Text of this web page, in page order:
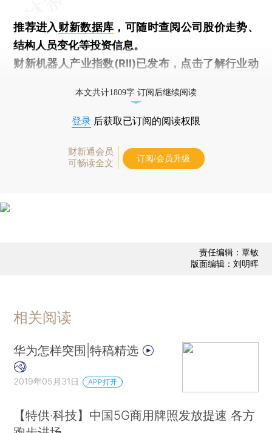
推荐进入财新数据库 ，可随时查阅公司股价走势、
结构人员变化等投资信息。
财新机器人产业指数(RII)已发布， 点击了解行业动
本文共计1809字 订阅后继续阅读
登录 后获取已订阅的阅读权限
财新通会员
可畅读全文
订阅/会员升级
责任编辑：覃敏
版面编辑：刘明晖
相关阅读
华为怎样突围|特稿精选
2019年05月31日 APP打开
【特供·科技】中国5G商用牌照发放提速 各方